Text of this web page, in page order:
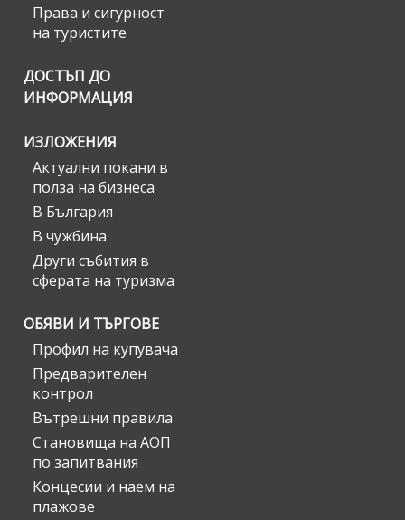
Права и сигурност
на туристите
ДОСТЪП ДО
ИНФОРМАЦИЯ
ИЗЛОЖЕНИЯ
Актуални покани в
полза на бизнеса
В България
В чужбина
Други събития в
сферата на туризма
ОБЯВИ И ТЪРГОВЕ
Профил на купувача
Предварителен
контрол
Вътрешни правила
Становища на АОП
по запитвания
Концесии и наем на
плажове